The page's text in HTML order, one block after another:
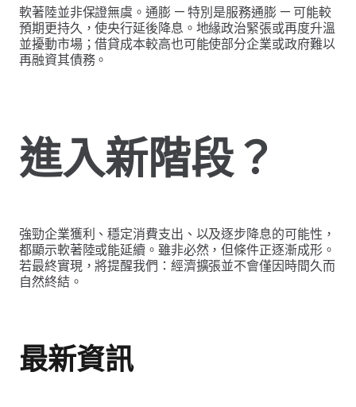
軟著陸並非保證無虞。通膨 — 特別是服務通膨 — 可能較
預期更持久，使央行延後降息。地緣政治緊張或再度升溫
並擾動市場；借貸成本較高也可能使部分企業或政府難以
再融資其債務。
進入新階段？
強勁企業獲利、穩定消費支出、以及逐步降息的可能性，
都顯示軟著陸或能延續。雖非必然，但條件正逐漸成形。
若最終實現，將提醒我們：經濟擴張並不會僅因時間久而
自然終結。
最新資訊